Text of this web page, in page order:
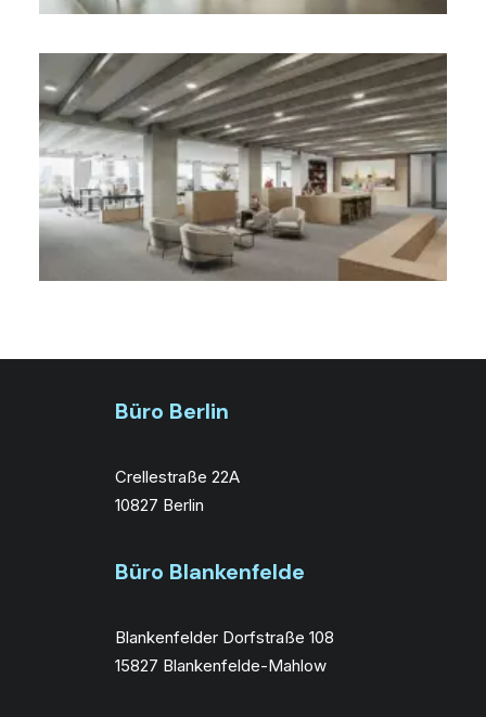
Büro Berlin
Crellestraße 22A
10827 Berlin
Büro Blankenfelde
Blankenfelder Dorfstraße 108
15827 Blankenfelde-Mahlow